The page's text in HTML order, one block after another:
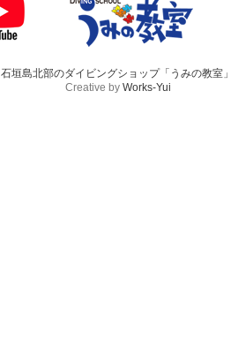
石垣島北部のダイビングショップ「うみの教室
Creative by Works-Yui